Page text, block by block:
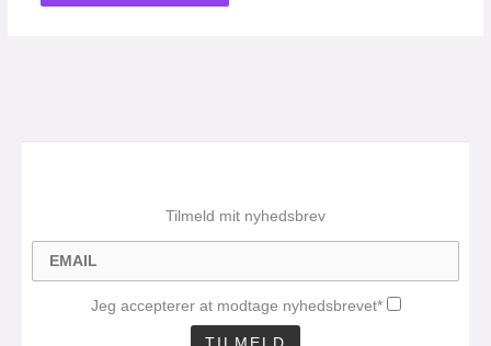
Tilmeld mit nyhedsbrev
Jeg accepterer at modtage nyhedsbrevet*